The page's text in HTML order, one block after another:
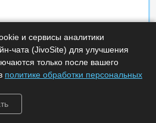
и сервисы аналитики
чата (JivoSite) для улучшения
только после вашего
политике обработки персональных